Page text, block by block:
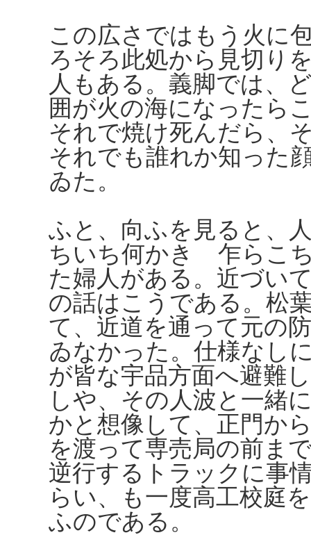
この広さではもう火に
ろそろ此処から見切り
人もある。義脚では、
囲が火の海になったら
それで焼け死んだら、
それでも誰れか知った
ゐた。
ふと、向ふを見ると、
ちいち何かきゝ乍らこ
た婦人がある。近づい
の話はこうである。松
て、近道を通って元の
ゐなかった。仕様なし
が皆な宇品方面へ避難
しや、その人波と一緒
かと想像して、正門か
を渡って専売局の前ま
逆行するトラックに事
らい、も一度高工校庭
ふのである。